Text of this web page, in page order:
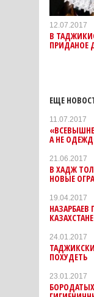
12.07.2017
В
ПРИДАНОЕ
ЕЩЕ
11.07.2017
А НЕ
21.06.2017
В ХАДЖ
НОВЫЕ
19.04.2017
КАЗАХСТАНЕ
24.01.2017
ПОХУДЕТЬ
23.01.2017